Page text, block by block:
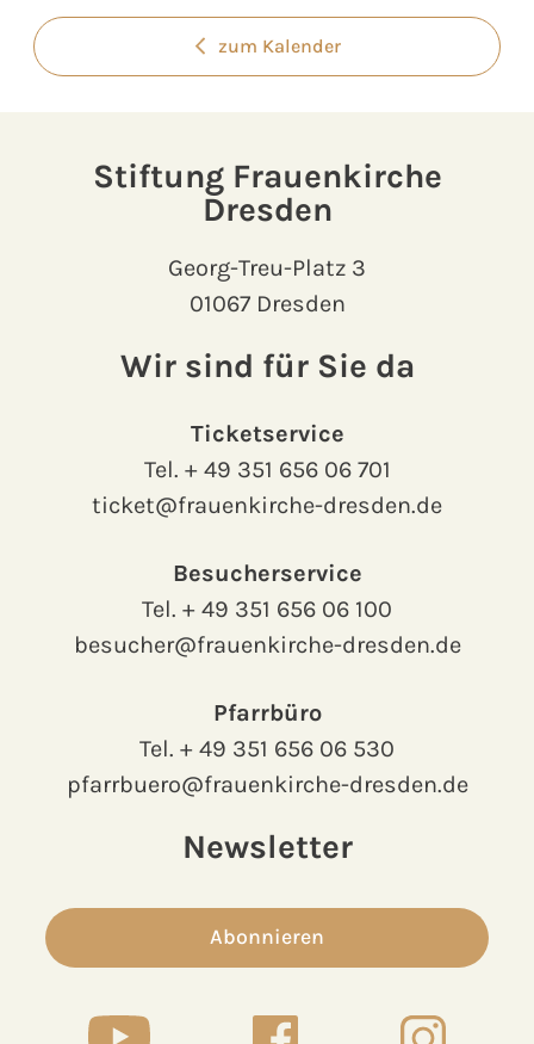
zum Kalender
Stiftung Frauenkirche
Dresden
Georg-Treu-Platz 3
01067 Dresden
Wir sind für Sie da
Ticketservice
Tel. + 49 351 656 06 701
ticket@frauenkirche-dresden.de
Besucherservice
Tel. + 49 351 656 06 100
besucher@frauenkirche-dresden.de
Pfarrbüro
Tel. + 49 351 656 06 530
pfarrbuero@frauenkirche-dresden.de
Newsletter
Abonnieren